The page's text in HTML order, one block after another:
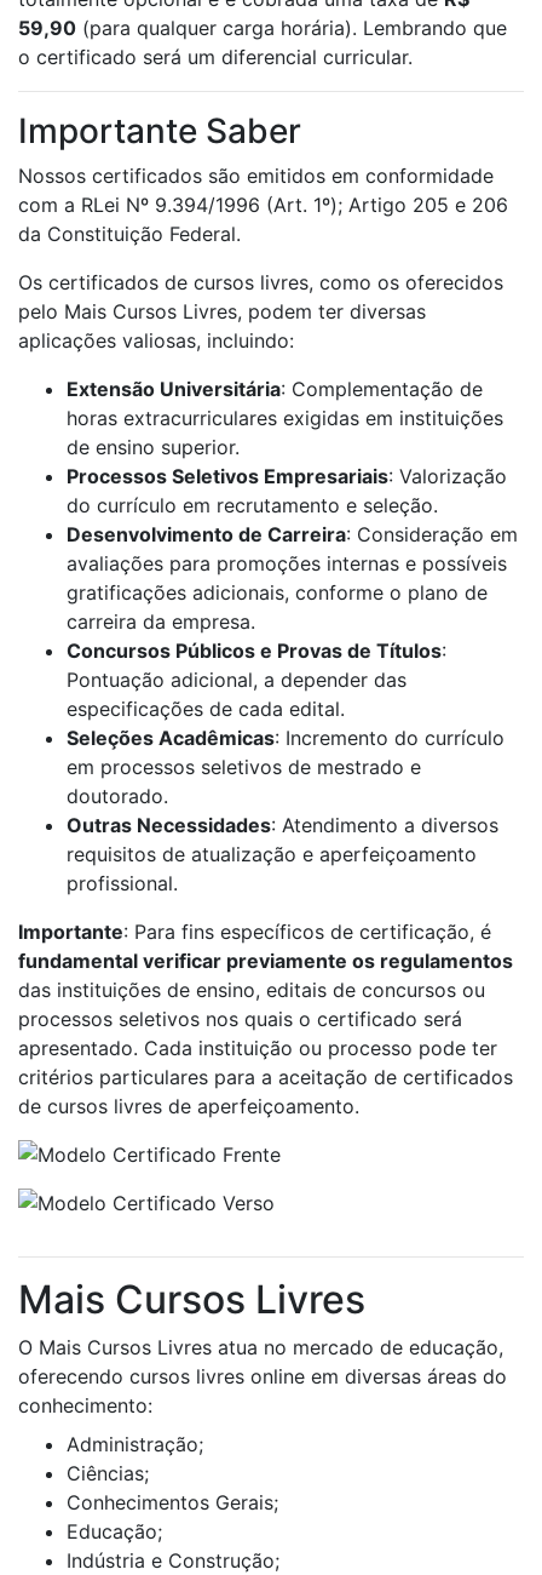
59,90 (para qualquer carga horária). Lembrando que
o certificado será um diferencial curricular.
Importante Saber
Nossos certificados são emitidos em conformidade
com a RLei Nº 9.394/1996 (Art. 1º); Artigo 205 e 206
da Constituição Federal.
Os certificados de cursos livres, como os oferecidos
pelo Mais Cursos Livres, podem ter diversas
aplicações valiosas, incluindo:
Extensão Universitária: Complementação de
horas extracurriculares exigidas em instituições
de ensino superior.
Processos Seletivos Empresariais: Valorização
do currículo em recrutamento e seleção.
Desenvolvimento de Carreira: Consideração em
avaliações para promoções internas e possíveis
gratificações adicionais, conforme o plano de
carreira da empresa.
Concursos Públicos e Provas de Títulos:
Pontuação adicional, a depender das
especificações de cada edital.
Seleções Acadêmicas: Incremento do currículo
em processos seletivos de mestrado e
doutorado.
Outras Necessidades: Atendimento a diversos
requisitos de atualização e aperfeiçoamento
profissional.
Importante: Para fins específicos de certificação, é
fundamental verificar previamente os regulamentos
das instituições de ensino, editais de concursos ou
processos seletivos nos quais o certificado será
apresentado. Cada instituição ou processo pode ter
critérios particulares para a aceitação de certificados
de cursos livres de aperfeiçoamento.
Mais Cursos Livres
O Mais Cursos Livres atua no mercado de educação,
oferecendo cursos livres online em diversas áreas do
conhecimento:
Administração;
Ciências;
Conhecimentos Gerais;
Educação;
Indústria e Construção;